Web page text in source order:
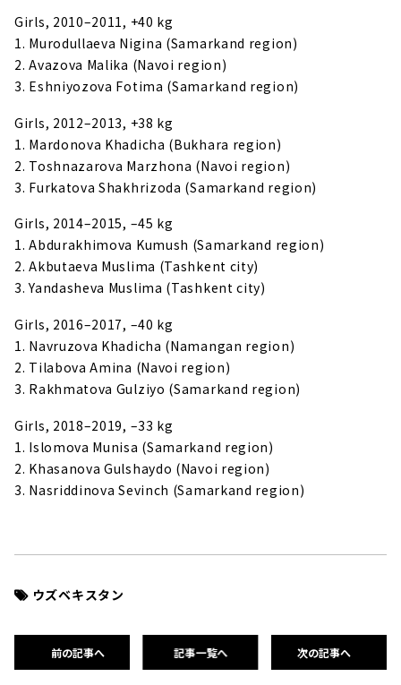
Girls, 2010–2011, +40 kg
1. Murodullaeva Nigina (Samarkand region)
2. Avazova Malika (Navoi region)
3. Eshniyozova Fotima (Samarkand region)
Girls, 2012–2013, +38 kg
1. Mardonova Khadicha (Bukhara region)
2. Toshnazarova Marzhona (Navoi region)
3. Furkatova Shakhrizoda (Samarkand region)
Girls, 2014–2015, –45 kg
1. Abdurakhimova Kumush (Samarkand region)
2. Akbutaeva Muslima (Tashkent city)
3. Yandasheva Muslima (Tashkent city)
Girls, 2016–2017, –40 kg
1. Navruzova Khadicha (Namangan region)
2. Tilabova Amina (Navoi region)
3. Rakhmatova Gulziyo (Samarkand region)
Girls, 2018–2019, –33 kg
1. Islomova Munisa (Samarkand region)
2. Khasanova Gulshaydo (Navoi region)
3. Nasriddinova Sevinch (Samarkand region)
ウズベキスタン
前の記事へ 記事一覧へ 次の記事へ